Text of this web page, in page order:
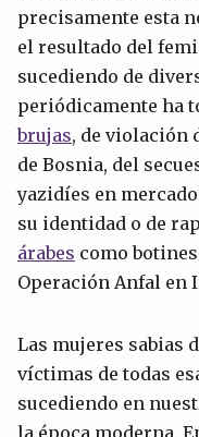
precisamente esta
el resultado del
sucediendo de
periódicamente ha
brujas, de violación
de Bosnia, del
yazidíes en
su identidad o de
árabes como
Operación Anfal en
Las mujeres sabias
víctimas de todas
sucediendo en
la época moderna.